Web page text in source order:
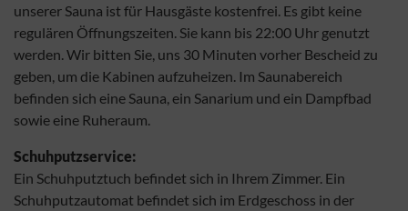
unserer Sauna ist für Hausgäste kostenfrei. Es gibt keine
regulären Öffnungszeiten. Sie kann bis 22:00 Uhr genutzt
werden. Wir bitten Sie, uns 30 Minuten vorher Bescheid zu
geben, um die Kabinen aufzuheizen. Im Saunabereich
befinden sich eine Sauna, ein Sanarium und ein Dampfbad
sowie eine Ruheraum.
Schuhputzservice:
Ein Schuhputztuch befindet sich in Ihrem Zimmer. Ein
Schuhputzautomat befindet sich im Erdgeschoss in der